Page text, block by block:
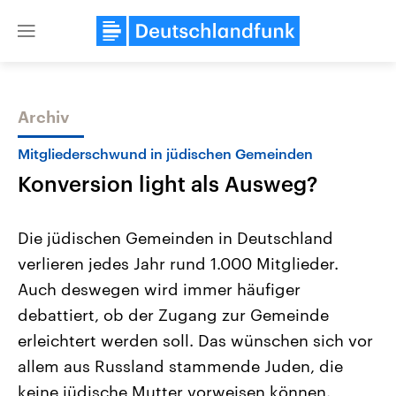
Close
Themen
Landtagswahl Sachsen-Anhalt
2026
Alle Informationen
Sachsen-Anhalt wählt am 6.
September 2026 einen neuen
Bundesland von einer Koalition aus
USA
Aktuelle Beiträge,
Hintergründe
Wirtschaftlich und
gehören die Vereinigten
den mächtigsten Ländern
mit großem Einfluss auf
Archiv
Mitgliederschwund in jüdischen Gemeinden
Konversion light als Ausweg?
Die jüdischen Gemeinden in Deutschland
verlieren jedes Jahr rund 1.000 Mitglieder.
Auch deswegen wird immer häufiger
debattiert, ob der Zugang zur Gemeinde
erleichtert werden soll. Das wünschen sich vor
allem aus Russland stammende Juden, die
keine jüdische Mutter vorweisen können.